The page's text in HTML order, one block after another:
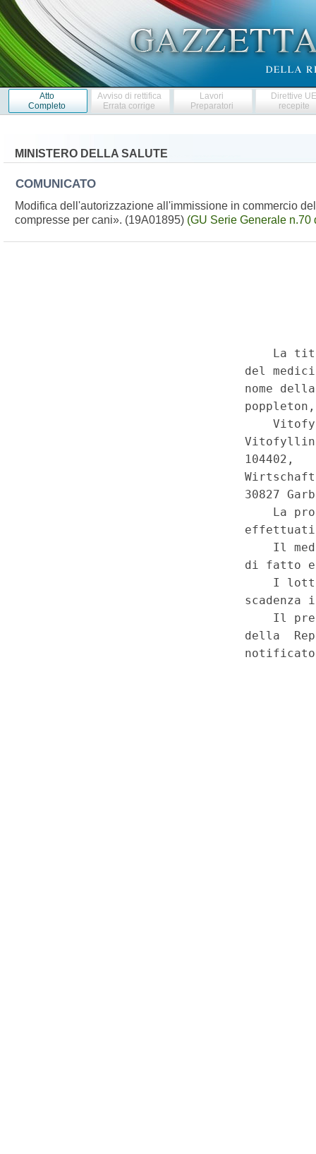
Atto
Completo
Avviso di rettifica
Errata corrige
Lavori
Preparatori
Direttive
recepite
MINISTERO DELLA SALUTE
COMUNICATO
Modifica dell'autorizzazione all'immissione in commercio
compresse per cani». (19A01895) (GU Serie Generale n.70